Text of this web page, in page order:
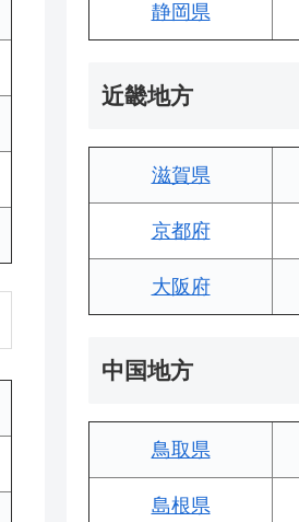
静岡県
近畿地方
滋賀県
京都府
大阪府
中国地方
鳥取県
島根県